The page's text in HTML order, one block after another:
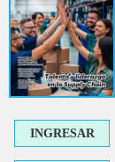
INGRESAR